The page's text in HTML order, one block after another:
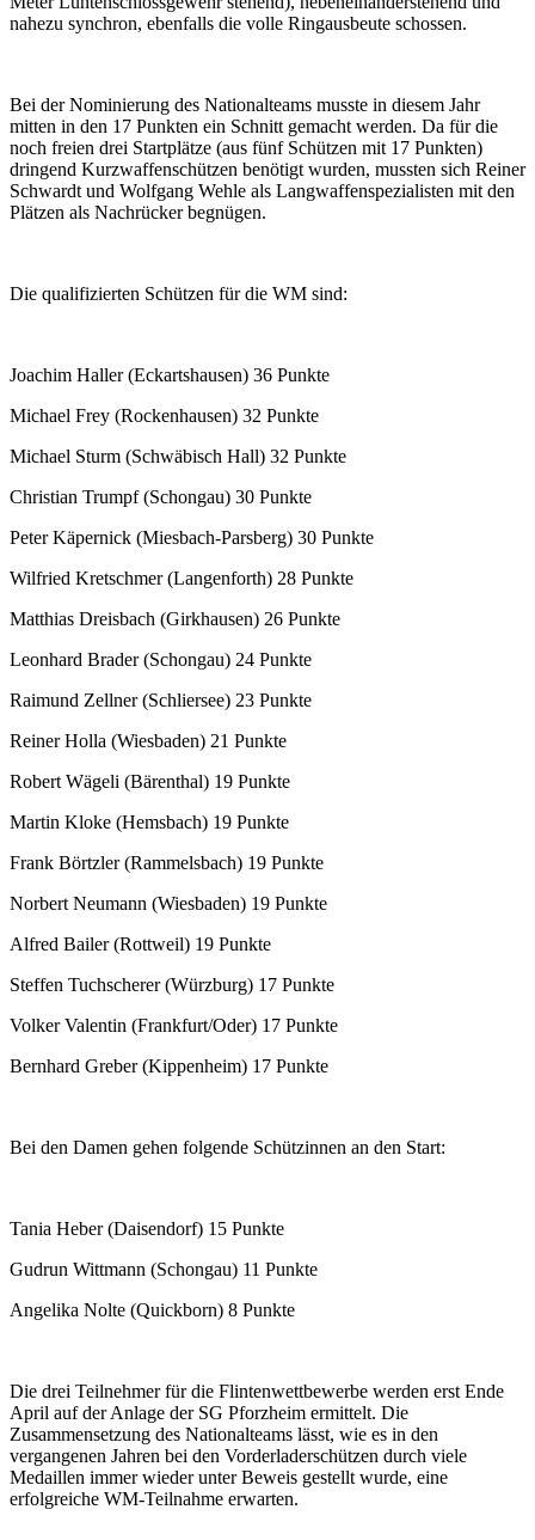
nahezu synchron, ebenfalls die volle Ringausbeute schossen.
Bei der Nominierung des Nationalteams musste in diesem Jahr
mitten in den 17 Punkten ein Schnitt gemacht werden. Da für die
noch freien drei Startplätze (aus fünf Schützen mit 17 Punkten)
dringend Kurzwaffenschützen benötigt wurden, mussten sich Reiner
Schwardt und Wolfgang Wehle als Langwaffenspezialisten mit den
Plätzen als Nachrücker begnügen.
Die qualifizierten Schützen für die WM sind:
Joachim Haller (Eckartshausen) 36 Punkte
Michael Frey (Rockenhausen) 32 Punkte
Michael Sturm (Schwäbisch Hall) 32 Punkte
Christian Trumpf (Schongau) 30 Punkte
Peter Käpernick (Miesbach-Parsberg) 30 Punkte
Wilfried Kretschmer (Langenforth) 28 Punkte
Matthias Dreisbach (Girkhausen) 26 Punkte
Leonhard Brader (Schongau) 24 Punkte
Raimund Zellner (Schliersee) 23 Punkte
Reiner Holla (Wiesbaden) 21 Punkte
Robert Wägeli (Bärenthal) 19 Punkte
Martin Kloke (Hemsbach) 19 Punkte
Frank Börtzler (Rammelsbach) 19 Punkte
Norbert Neumann (Wiesbaden) 19 Punkte
Alfred Bailer (Rottweil) 19 Punkte
Steffen Tuchscherer (Würzburg) 17 Punkte
Volker Valentin (Frankfurt/Oder) 17 Punkte
Bernhard Greber (Kippenheim) 17 Punkte
Bei den Damen gehen folgende Schützinnen an den Start:
Tania Heber (Daisendorf) 15 Punkte
Gudrun Wittmann (Schongau) 11 Punkte
Angelika Nolte (Quickborn) 8 Punkte
Die drei Teilnehmer für die Flintenwettbewerbe werden erst Ende
April auf der Anlage der SG Pforzheim ermittelt. Die
Zusammensetzung des Nationalteams lässt, wie es in den
vergangenen Jahren bei den Vorderladerschützen durch viele
Medaillen immer wieder unter Beweis gestellt wurde, eine
erfolgreiche WM-Teilnahme erwarten.